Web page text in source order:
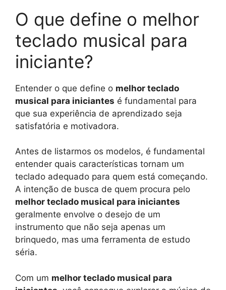
O que define o melhor
teclado musical para
iniciante?
Entender o que define o melhor teclado
musical para iniciantes é fundamental para
que sua experiência de aprendizado seja
satisfatória e motivadora.
Antes de listarmos os modelos, é fundamental
entender quais características tornam um
teclado adequado para quem está começando.
A intenção de busca de quem procura pelo
melhor teclado musical para iniciantes
geralmente envolve o desejo de um
instrumento que não seja apenas um
brinquedo, mas uma ferramenta de estudo
séria.
Com um melhor teclado musical para